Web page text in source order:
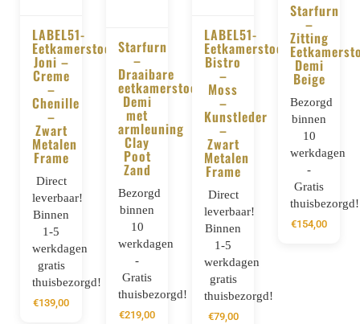
BESTELLEN
LABEL51-
Eetkamerstoel
Joni –
Creme
–
Chenille
–
Zwart
Metalen
Frame
Direct
leverbaar!
Binnen
1-5
werkdagen
gratis
thuisbezorgd!
€139,00
BESTELLEN
Starfurn
–
Draaibare
eetkamerstoel
Demi
met
armleuning
Clay
Poot
Zand
Bezorgd
binnen
10
werkdagen
-
Gratis
thuisbezorgd!
€219,00
BESTELLEN
LABEL51-
Eetkamerstoel
Bistro
–
Moss
–
Kunstleder
–
Zwart
Metalen
Frame
Direct
leverbaar!
Binnen
1-5
werkdagen
gratis
thuisbezorgd!
€79,00
BESTELLEN
Starfurn
–
Zitting
Demi
Beige
Bezorgd
binnen
10
werkdagen
-
Gratis
thuisbezorgd!
€154,00